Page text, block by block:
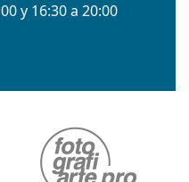
y 16:30 a 20:00